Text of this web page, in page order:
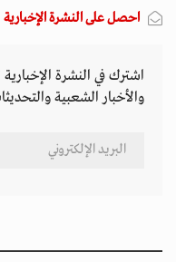
احصل على النشرة الإخبارية
اشترك في النشرة
والأخبار الشعبية